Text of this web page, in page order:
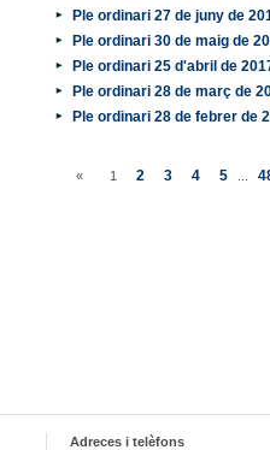
Ple ordinari 27 de juny de
Ple ordinari 30 de maig de
Ple ordinari 25 d'abril de
Ple ordinari 28 de març de
Ple ordinari 28 de febrer de
« 1 2 3 4 5
Adreces i telèfons